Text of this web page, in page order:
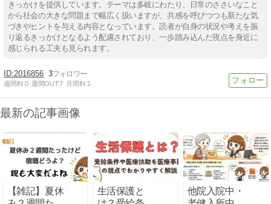
きっかけを提供しています。テーマは多岐にわたり、日常のささいなこと
から社会の大きな問題まで幅広く扱いますが、共感を呼びつつも新たな気
づきやヒントを与える内容となっています。読者が自身の状況や考えを振
り返るきっかけとなるよう配慮されており、一歩踏み込んだ視点を身近に
感じられる工夫も見られます。
2016856 3
週間IN:0 週間OUT:7 月間IN:1
最新の記事画像
【雑記】夏休
生活保護と
他院入院中・